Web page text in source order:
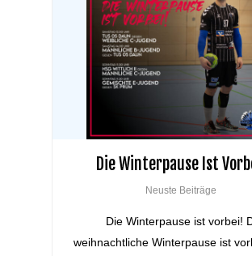
Die Winterpause Ist
Neuste Beiträge
Die Winterpause ist vorbei!
weihnachtliche Winterpause ist